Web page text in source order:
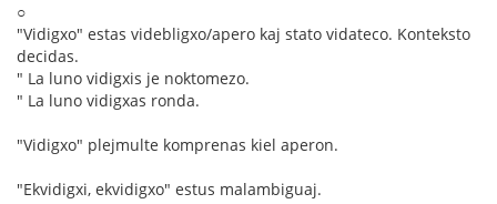
○
"Vidigxo" estas videbligxo/apero kaj stato vidateco. Konteksto
decidas.
" La luno vidigxis je noktomezo.
" La luno vidigxas ronda.
"Vidigxo" plejmulte komprenas kiel aperon.
"Ekvidigxi, ekvidigxo" estus malambiguaj.